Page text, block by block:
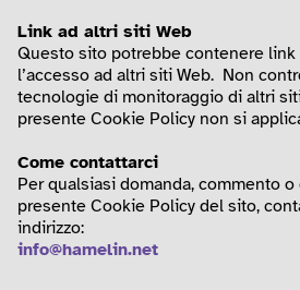
Link ad altri siti Web
Questo sito potrebbe contenere
l’accesso ad altri siti Web. Non
tecnologie di monitoraggio di altri
presente Cookie Policy non si
Come contattarci
Per qualsiasi domanda, commento
presente Cookie Policy del sito,
indirizzo:
info@hamelin.net